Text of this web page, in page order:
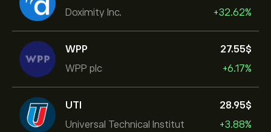
Doximity Inc.
+32.62%
WPP
WPP plc
27.55‎$‎
+6.17%
UTI
Universal Technical Institut
28.95‎$‎
+3.88%